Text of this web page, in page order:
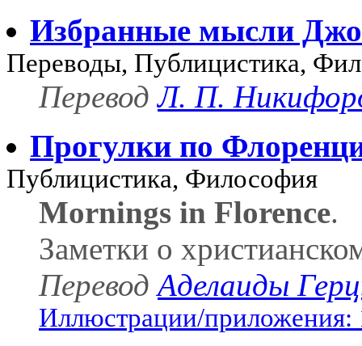
Избранные мысли
Переводы, Публицистика,
ПереводЛ. П.
Прогулки по
Публицистика, Философия
Mornings in Florence.
Заметки о
ПереводАделаиды
Иллюстрации/приложения: